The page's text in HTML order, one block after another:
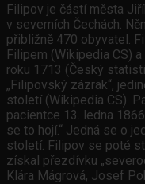
Filipov je částí města
v severních Čechách.
přibližně 470 obyvatel.
Filipem (Wikipedia CS)
roku 1713 (Český
„Filipovský zázrak“,
století (Wikipedia CS).
pacientce 13. ledna
se to hojí.“ Jedná se o
století. Filipov se poté
získal přezdívku
Klára Mágrová, Josef